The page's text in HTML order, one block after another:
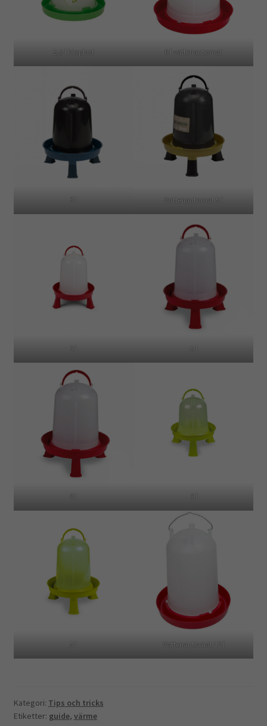
5,5 l bioplast 6 l vattenautomat
3 l Vattenautomat 5 l
3 l 5 l
8 l 3 l
5 l Vattenautomat 12 l
Kategori: Tips och tricks
Etiketter: guide, värme